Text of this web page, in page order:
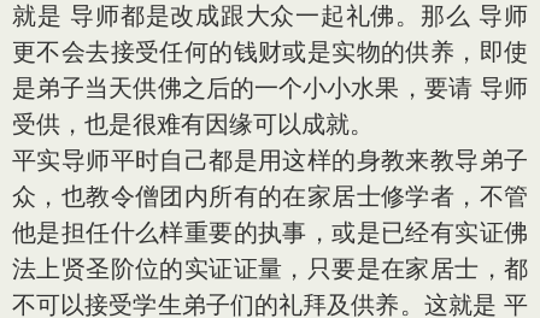
就是 导师都是改成跟大众一起礼佛。那么 导师
更不会去接受任何的钱财或是实物的供养，即使
是弟子当天供佛之后的一个小小水果，要请 导师
受供，也是很难有因缘可以成就。
平实导师平时自己都是用这样的身教来教导弟子
众，也教令僧团内所有的在家居士修学者，不管
他是担任什么样重要的执事，或是已经有实证佛
法上贤圣阶位的实证证量，只要是在家居士，都
不可以接受学生弟子们的礼拜及供养。这就是 平